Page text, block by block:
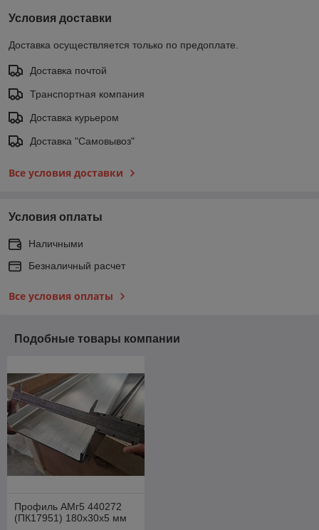
Условия доставки
Доставка осуществляется только по предоплате.
Доставка почтой
Транспортная компания
Доставка курьером
Доставка "Самовывоз"
Все условия доставки
Условия оплаты
Наличными
Безналичный расчет
Все условия оплаты
Подобные товары компании
Профиль АМг5 440272
(ПК17951) 180х30х5 мм